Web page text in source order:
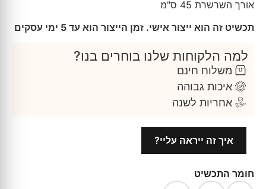
אורך השרשרת 45 ס"מ
תכשיט זה הוא ייצור אישי. זמן הייצור הוא עד 5 ימי עסקים
למה הלקוחות שלנו בוחרים בנו?
משלוח חינם
איכות גבוהה
אחריות לשנה
איך זה ייראה עליי?
חומר התכשיט